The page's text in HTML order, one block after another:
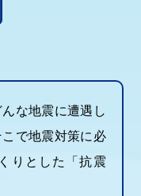
な地震に遭遇し
で地震対策に必
りとした「抗震